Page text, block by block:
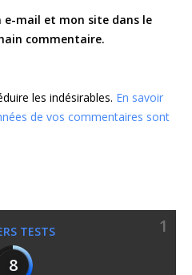
mail et mon site dans le
commentaire.
les indésirables. En savoir
de vos commentaires sont
TESTS
1
8